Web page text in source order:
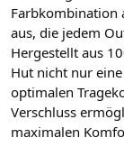
Farbkombination
aus, die jedem
Hergestellt aus
Hut nicht nur
optimalen
Verschluss
maximalen